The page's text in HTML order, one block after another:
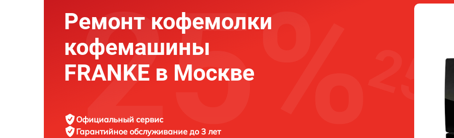
Ремонт кофемолки
кофемашины
FRANKE в Москве
Официальный сервис
Гарантийное обслуживание до 3 лет